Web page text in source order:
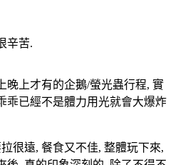
辛苦.
晚上才有的企鵝/螢光蟲行程, 實
乖已經不是體力用光就會大爆炸
很遠, 餐食又不佳, 整體玩下來,